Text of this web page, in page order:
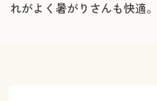
れがよく暑がりさんも快適。